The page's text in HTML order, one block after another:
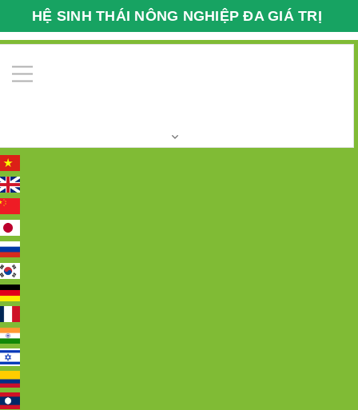
HỆ SINH THÁI NÔNG NGHIỆP ĐA GIÁ TRỊ
VFARMECO
Trang chủ
công tác trừ cỏ khu quy hoạch Măng Tây Phú Xuyên, Hà
Nội.
Nâng tầm giá trị Việt chuẩn bị cho
công tác trừ cỏ khu quy hoạch
Măng Tây Phú Xuyên, Hà Nội.
20/05/2017